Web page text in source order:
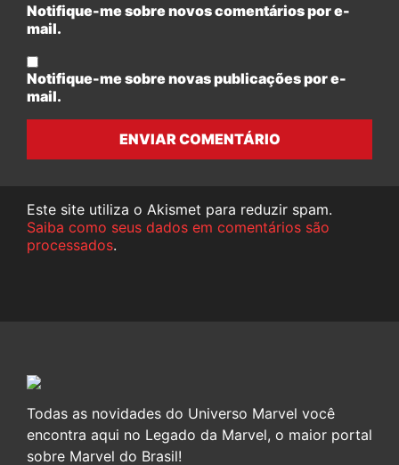
Notifique-me sobre novos comentários por e-
mail.
Notifique-me sobre novas publicações por e-
mail.
ENVIAR COMENTÁRIO
Este site utiliza o Akismet para reduzir spam.
Saiba como seus dados em comentários são
processados.
Todas as novidades do Universo Marvel você
encontra aqui no Legado da Marvel, o maior portal
sobre Marvel do Brasil!